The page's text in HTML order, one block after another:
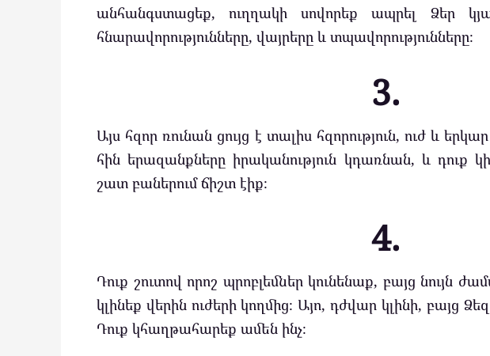
անհանգստացեք, ուղղակի սովորեք ապրել Ձեր
հնարավորությունները, վայրերը և տպավորությունները։
3.
Այս հզոր ռունան ցույց է տալիս հզորություն, ուժ և
հին երազանքները իրականություն կդառնան, և դուք
շատ բաներում ճիշտ էիք։
4.
Դուք շուտով որոշ պրոբլեմներ կունենաք, բայց նույն
կլինեք վերին ուժերի կողմից։ Այո, դժվար կլինի, բայց
Դուք կհաղթահարեք ամեն ինչ։